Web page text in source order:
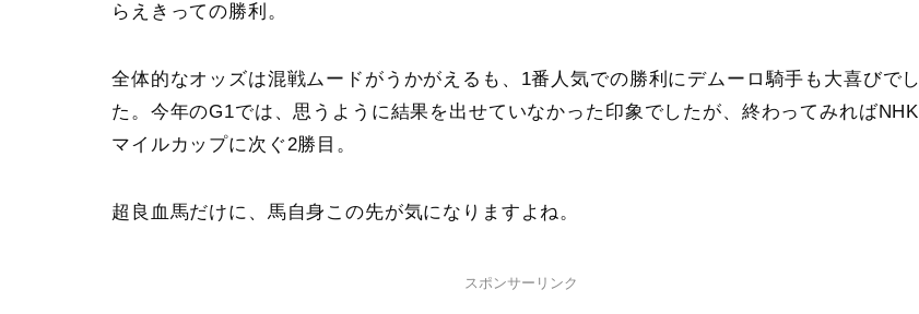
らえきっての勝利。
全体的なオッズは混戦ムードがうかがえるも、1番人気での勝利にデムーロ騎手も大喜びでし
た。今年のG1では、思うように結果を出せていなかった印象でしたが、終わってみればNHK
マイルカップに次ぐ2勝目。
超良血馬だけに、馬自身この先が気になりますよね。
スポンサーリンク